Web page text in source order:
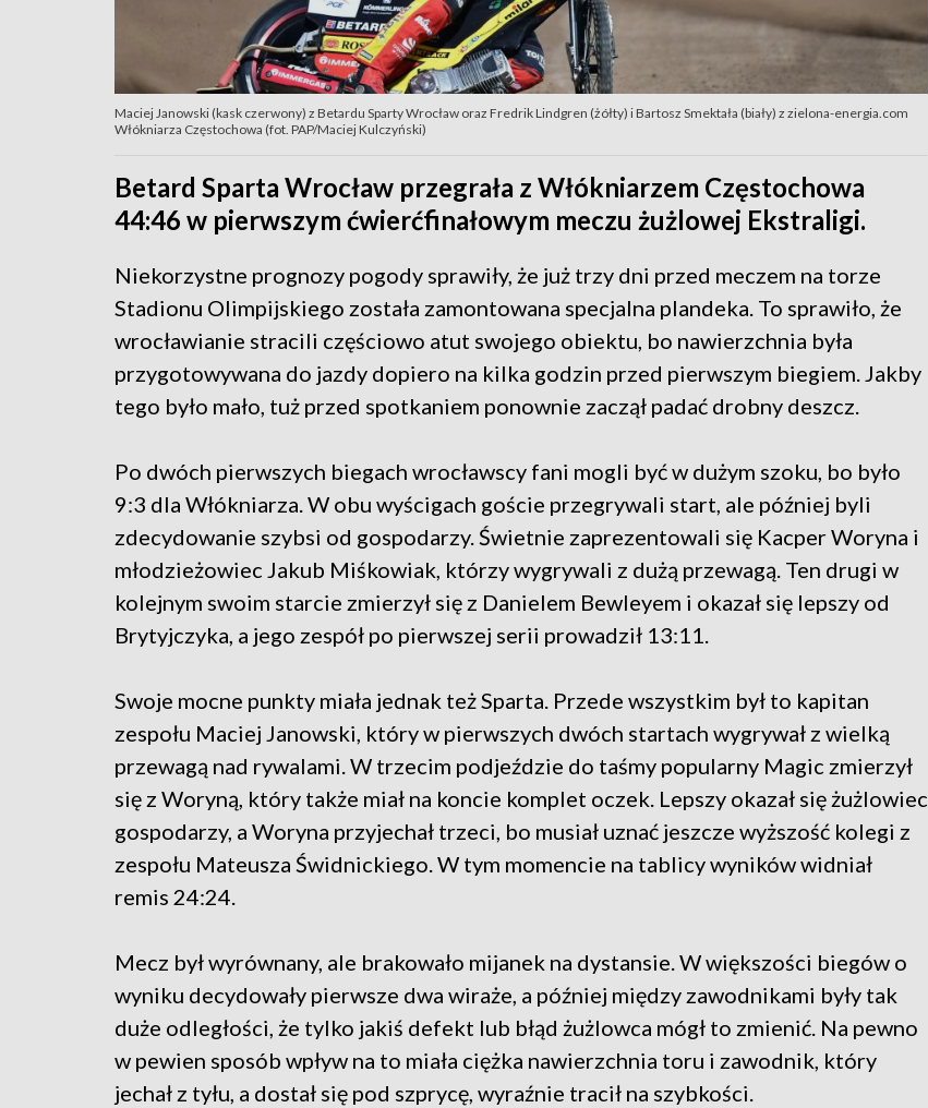
Maciej Janowski (kask czerwony) z Betardu Sparty Wrocław oraz Fredrik Lindgren (żółty) i Bartosz Smektała (biały) z zielona-energia.com
Włókniarza Częstochowa (fot. PAP/Maciej Kulczyński)
Betard Sparta Wrocław przegrała z Włókniarzem Częstochowa
44:46 w pierwszym ćwierćfinałowym meczu żużlowej Ekstraligi.
Niekorzystne prognozy pogody sprawiły, że już trzy dni przed meczem na torze
Stadionu Olimpijskiego została zamontowana specjalna plandeka. To sprawiło, że
wrocławianie stracili częściowo atut swojego obiektu, bo nawierzchnia była
przygotowywana do jazdy dopiero na kilka godzin przed pierwszym biegiem. Jakby
tego było mało, tuż przed spotkaniem ponownie zaczął padać drobny deszcz.
Po dwóch pierwszych biegach wrocławscy fani mogli być w dużym szoku, bo było
9:3 dla Włókniarza. W obu wyścigach goście przegrywali start, ale później byli
zdecydowanie szybsi od gospodarzy. Świetnie zaprezentowali się Kacper Woryna i
młodzieżowiec Jakub Miśkowiak, którzy wygrywali z dużą przewagą. Ten drugi w
kolejnym swoim starcie zmierzył się z Danielem Bewleyem i okazał się lepszy od
Brytyjczyka, a jego zespół po pierwszej serii prowadził 13:11.
Swoje mocne punkty miała jednak też Sparta. Przede wszystkim był to kapitan
zespołu Maciej Janowski, który w pierwszych dwóch startach wygrywał z wielką
przewagą nad rywalami. W trzecim podjeździe do taśmy popularny Magic zmierzył
się z Woryną, który także miał na koncie komplet oczek. Lepszy okazał się żużlowiec
gospodarzy, a Woryna przyjechał trzeci, bo musiał uznać jeszcze wyższość kolegi z
zespołu Mateusza Świdnickiego. W tym momencie na tablicy wyników widniał
remis 24:24.
Mecz był wyrównany, ale brakowało mijanek na dystansie. W większości biegów o
wyniku decydowały pierwsze dwa wiraże, a później między zawodnikami były tak
duże odległości, że tylko jakiś defekt lub błąd żużlowca mógł to zmienić. Na pewno
w pewien sposób wpływ na to miała ciężka nawierzchnia toru i zawodnik, który
jechał z tyłu, a dostał się pod szprycę, wyraźnie tracił na szybkości.